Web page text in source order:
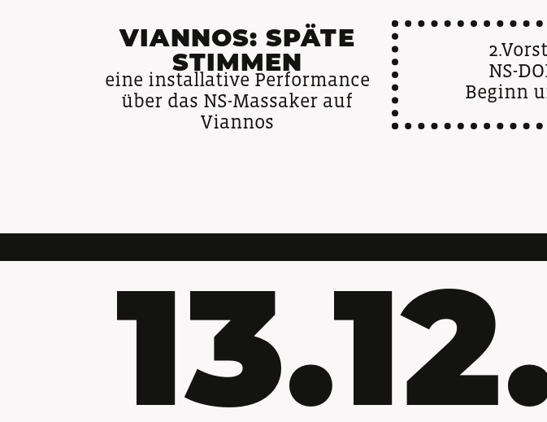
VIANNOS: SPÄTE
STIMMEN
eine installative Performance
über das NS-Massaker auf
Viannos
NS-
Beginn